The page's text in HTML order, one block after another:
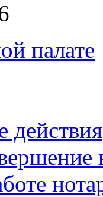
палате
действия